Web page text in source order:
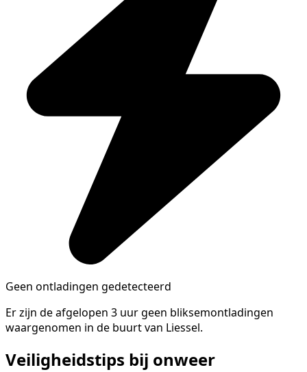
Geen ontladingen gedetecteerd
Er zijn de afgelopen 3 uur geen bliksemontladingen
waargenomen in de buurt van Liessel.
Veiligheidstips bij onweer